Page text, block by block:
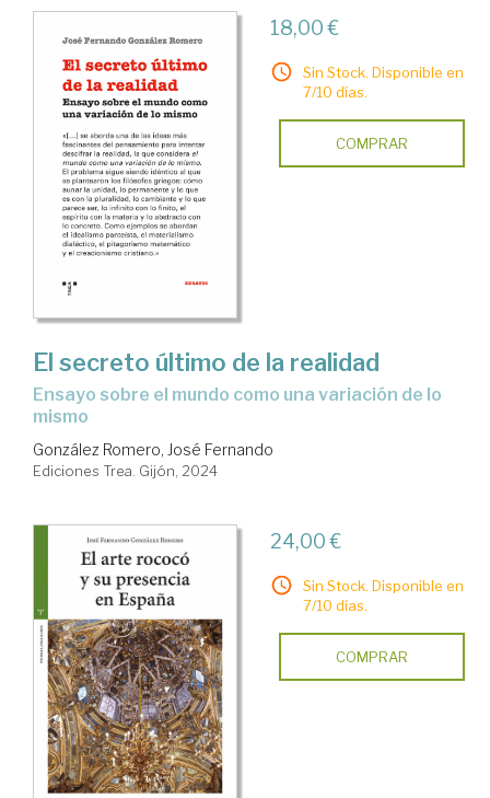
18,00 €
Sin Stock. Disponible en
7/10 días.
COMPRAR
El secreto último de la realidad
ensayo sobre el mundo como una variación de lo
mismo
González Romero, José Fernando
Ediciones Trea. Gijón, 2024
24,00 €
Sin Stock. Disponible en
7/10 días.
COMPRAR